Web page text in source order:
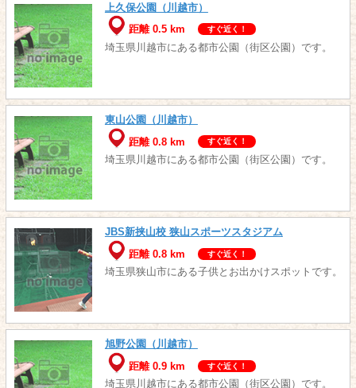
上久保公園（川越市）
距離 0.5 km
すぐ近く！
埼玉県川越市にある都市公園（街区公園）です。
東山公園（川越市）
距離 0.8 km
すぐ近く！
埼玉県川越市にある都市公園（街区公園）です。
JBS新挟山校 狭山スポーツスタジアム
距離 0.8 km
すぐ近く！
埼玉県狭山市にある子供とお出かけスポットです。
旭野公園（川越市）
距離 0.9 km
すぐ近く！
埼玉県川越市にある都市公園（街区公園）です。